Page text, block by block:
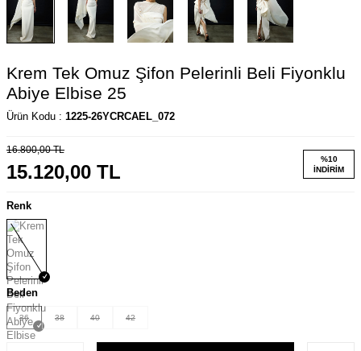
Krem Tek Omuz Şifon Pelerinli Beli Fiyonklu
Abiye Elbise 25
Ürün Kodu : 1225-26YCRCAEL_072
16.800,00TL
15.120,00 TL
%10
İNDIRIM
Renk
Beden
36 38 40 42